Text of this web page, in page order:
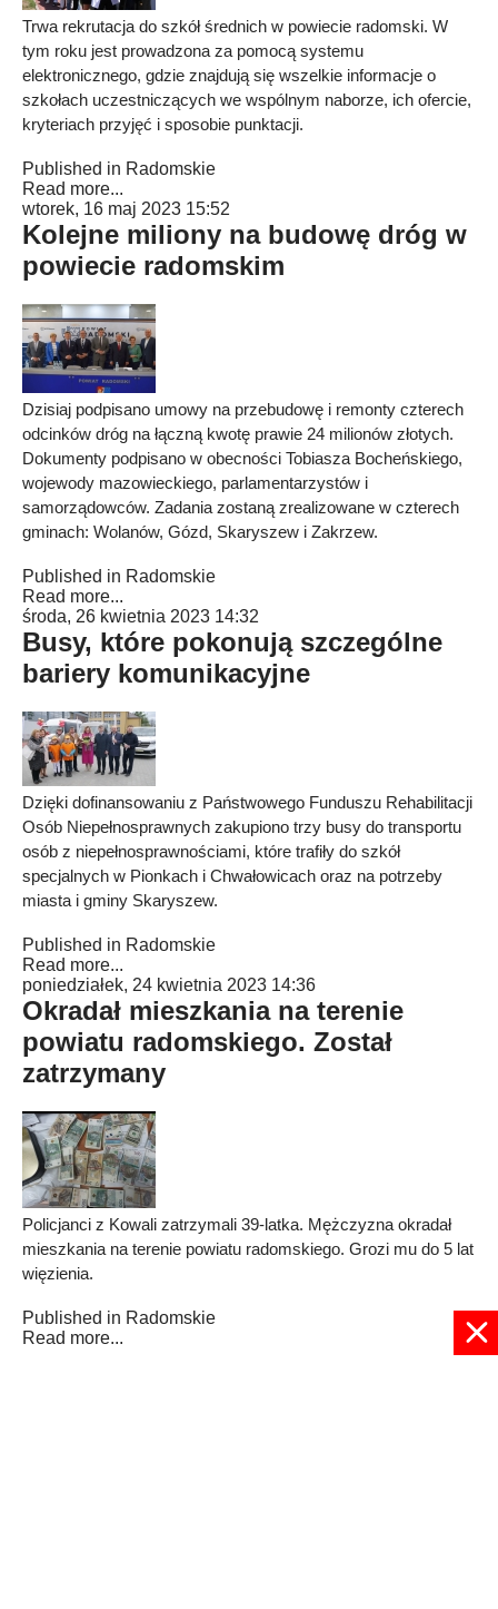
Trwa rekrutacja do szkół średnich w powiecie radomski. W
tym roku jest prowadzona za pomocą systemu
elektronicznego, gdzie znajdują się wszelkie informacje o
szkołach uczestniczących we wspólnym naborze, ich ofercie,
kryteriach przyjęć i sposobie punktacji.
Published in Radomskie
Read more...
wtorek, 16 maj 2023 15:52
Kolejne miliony na budowę dróg w
powiecie radomskim
Dzisiaj podpisano umowy na przebudowę i remonty czterech
odcinków dróg na łączną kwotę prawie 24 milionów złotych.
Dokumenty podpisano w obecności Tobiasza Bocheńskiego,
wojewody mazowieckiego, parlamentarzystów i
samorządowców. Zadania zostaną zrealizowane w czterech
gminach: Wolanów, Gózd, Skaryszew i Zakrzew.
Published in Radomskie
Read more...
środa, 26 kwietnia 2023 14:32
Busy, które pokonują szczególne
bariery komunikacyjne
Dzięki dofinansowaniu z Państwowego Funduszu Rehabilitacji
Osób Niepełnosprawnych zakupiono trzy busy do transportu
osób z niepełnosprawnościami, które trafiły do szkół
specjalnych w Pionkach i Chwałowicach oraz na potrzeby
miasta i gminy Skaryszew.
Published in Radomskie
Read more...
poniedziałek, 24 kwietnia 2023 14:36
Okradał mieszkania na terenie
powiatu radomskiego. Został
zatrzymany
Policjanci z Kowali zatrzymali 39-latka. Mężczyzna okradał
mieszkania na terenie powiatu radomskiego. Grozi mu do 5 lat
więzienia.
Published in Radomskie
Read more...